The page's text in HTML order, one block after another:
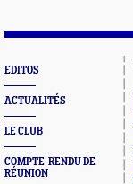
EDITOS
ACTUALITÉS
LE CLUB
COMPTE-RENDU DE
RÉUNION